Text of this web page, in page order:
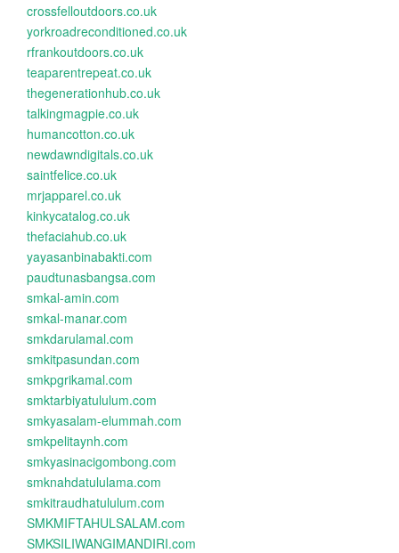
crossfelloutdoors.co.uk
yorkroadreconditioned.co.uk
rfrankoutdoors.co.uk
teaparentrepeat.co.uk
thegenerationhub.co.uk
talkingmagpie.co.uk
humancotton.co.uk
newdawndigitals.co.uk
saintfelice.co.uk
mrjapparel.co.uk
kinkycatalog.co.uk
thefaciahub.co.uk
yayasanbinabakti.com
paudtunasbangsa.com
smkal-amin.com
smkal-manar.com
smkdarulamal.com
smkitpasundan.com
smkpgrikamal.com
smktarbiyatululum.com
smkyasalam-elummah.com
smkpelitaynh.com
smkyasinacigombong.com
smknahdatululama.com
smkitraudhatululum.com
SMKMIFTAHULSALAM.com
SMKSILIWANGIMANDIRI.com